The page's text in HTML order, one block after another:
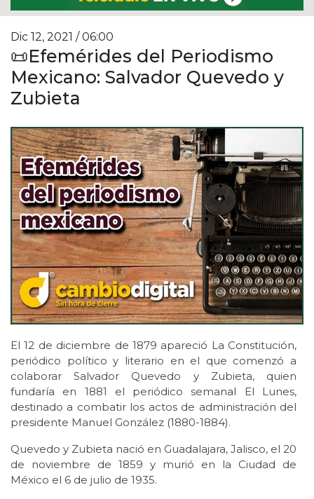
Dic 12, 2021 / 06:00
📜Efemérides del Periodismo
Mexicano: Salvador Quevedo y
Zubieta
El 12 de diciembre de 1879 apareció La Constitución,
periódico político y literario en el que comenzó a
colaborar Salvador Quevedo y Zubieta, quien
fundaría en 1881 el periódico semanal El Lunes,
destinado a combatir los actos de administración del
presidente Manuel González (1880-1884).
Quevedo y Zubieta nació en Guadalajara, Jalisco, el 20
de noviembre de 1859 y murió en la Ciudad de
México el 6 de julio de 1935.